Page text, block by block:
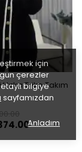
için
çerezler
bilgiye
sayfamızdan
Anladım
Triko Takım